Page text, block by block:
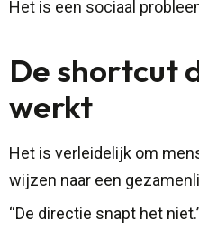
Het is een sociaal
De shortcut
werkt
Het is verleidelijk om
wijzen naar een
“De directie snapt het